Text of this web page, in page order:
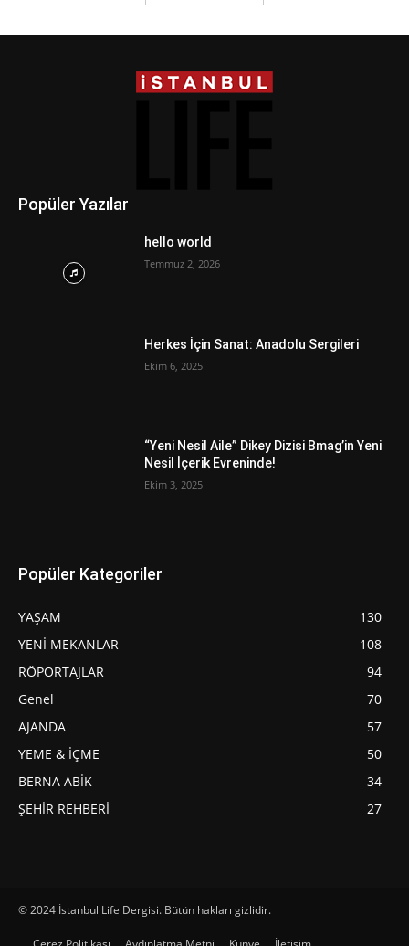
Popüler Yazılar
hello world
Temmuz 2, 2026
Herkes İçin Sanat: Anadolu Sergileri
Ekim 6, 2025
“Yeni Nesil Aile” Dikey Dizisi Bmag’in Yeni
Nesil İçerik Evreninde!
Ekim 3, 2025
Popüler Kategoriler
YAŞAM
130
YENİ MEKANLAR
108
RÖPORTAJLAR
94
Genel
70
AJANDA
57
YEME & İÇME
50
BERNA ABİK
34
ŞEHİR REHBERİ
27
© 2024 İstanbul Life Dergisi. Bütün hakları gizlidir.